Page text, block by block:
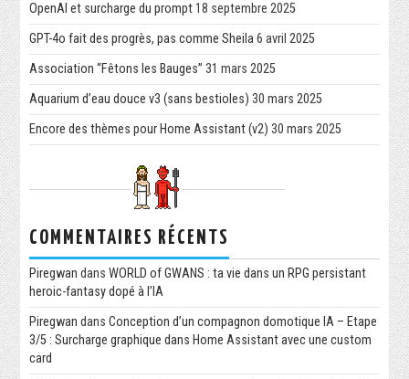
OpenAI et surcharge du prompt 18 septembre 2025
GPT-4o fait des progrès, pas comme Sheila 6 avril 2025
Association “Fêtons les Bauges” 31 mars 2025
Aquarium d’eau douce v3 (sans bestioles) 30 mars 2025
Encore des thèmes pour Home Assistant (v2) 30 mars 2025
COMMENTAIRES RÉCENTS
Piregwan dansWORLD of GWANS : ta vie dans un RPG persistant
heroic-fantasy dopé à l’IA
Piregwan dansConception d’un compagnon domotique IA – Etape
3/5 : Surcharge graphique dans Home Assistant avec une custom
card